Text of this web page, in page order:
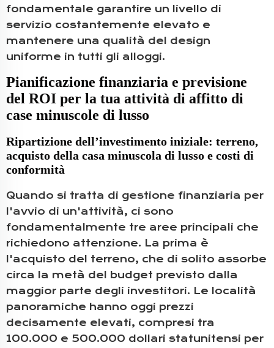
fondamentale garantire un livello di
servizio costantemente elevato e
mantenere una qualità del design
uniforme in tutti gli alloggi.
Pianificazione finanziaria e previsione
del ROI per la tua attività di affitto di
case minuscole di lusso
Ripartizione dell’investimento iniziale: terreno,
acquisto della casa minuscola di lusso e costi di
conformità
Quando si tratta di gestione finanziaria per
l'avvio di un'attività, ci sono
fondamentalmente tre aree principali che
richiedono attenzione. La prima è
l'acquisto del terreno, che di solito assorbe
circa la metà del budget previsto dalla
maggior parte degli investitori. Le località
panoramiche hanno oggi prezzi
decisamente elevati, compresi tra
100.000 e 500.000 dollari statunitensi per